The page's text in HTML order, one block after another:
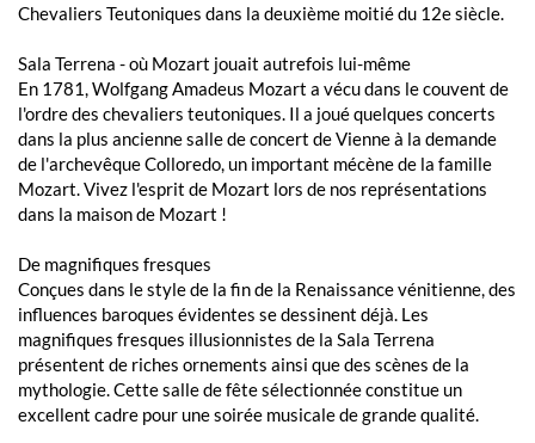
Chevaliers Teutoniques dans la deuxième moitié du 12e siècle.
Sala Terrena - où Mozart jouait autrefois lui-même
En 1781, Wolfgang Amadeus Mozart a vécu dans le couvent de
l'ordre des chevaliers teutoniques. Il a joué quelques concerts
dans la plus ancienne salle de concert de Vienne à la demande
de l'archevêque Colloredo, un important mécène de la famille
Mozart. Vivez l'esprit de Mozart lors de nos représentations
dans la maison de Mozart !
De magnifiques fresques
Conçues dans le style de la fin de la Renaissance vénitienne, des
influences baroques évidentes se dessinent déjà. Les
magnifiques fresques illusionnistes de la Sala Terrena
présentent de riches ornements ainsi que des scènes de la
mythologie. Cette salle de fête sélectionnée constitue un
excellent cadre pour une soirée musicale de grande qualité.